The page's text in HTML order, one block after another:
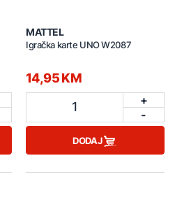
MATTEL
Igračka karte UNO W2087
14,95 KM
1
+
-
DODAJ